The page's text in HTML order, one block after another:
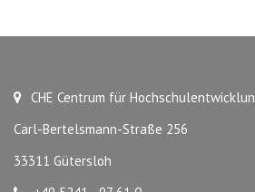
CHE Centrum für
Carl-Bertelsmann-Straße 256
33311 Gütersloh